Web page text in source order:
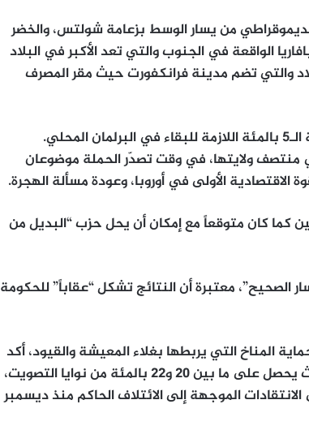
من يسار الوسط بزعامة شولتس، والخضر
الواقعة في الجنوب والتي تعد الأكبر في البلاد
والتي تضم مدينة فرانكفورت حيث مقر المصرف
ولايتها، في وقت تصدّر الحملة موضوعان
الاقتصادية الأولى في أوروبا، وعودة مسألة الهجرة.
كما كان متوقعاً مع إمكان أن يحل حزب “البديل من
الصحيح”، معتبرة أن النتائج تشكل “عقاباً” للحكومة
المناخ التي يربطها بغلاء المعيشة والقيود، أكد
تقدمه في الاستطلاعات على مستوى البلاد حيث يحصل على ما بين 20 و22 بالمئة من نوايا التصويت،
الموجهة إلى الائتلاف الحاكم منذ ديسمبر